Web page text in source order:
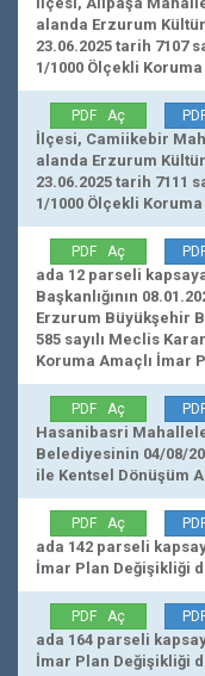
alanda Erzurum
23.06.2025 tarih 7107
1/1000 Ölçekli
PDF Aç
İlçesi, Camiikebir
alanda Erzurum
23.06.2025 tarih 7111
1/1000 Ölçekli
PDF Aç
ada 12 parseli
Başkanlığının
Erzurum Büyükşehir
585 sayılı Meclis
Koruma Amaçlı İmar
PDF Aç
Hasanibasri
Belediyesinin 04/08/
ile Kentsel Dönüşüm
PDF Aç
ada 142 parseli
İmar Plan Değişikliği
PDF Aç
ada 164 parseli
İmar Plan Değişikliği